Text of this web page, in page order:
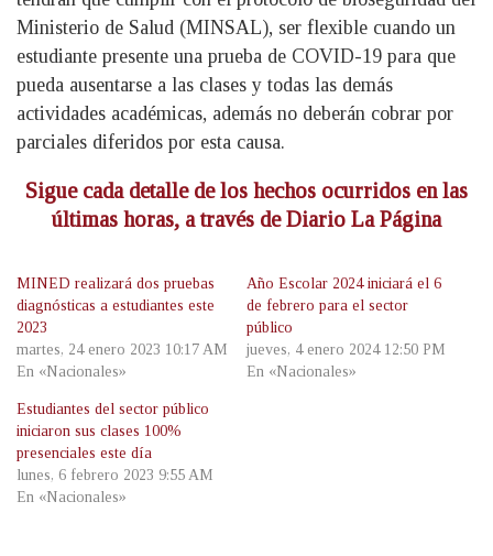
Ministerio de Salud (MINSAL), ser flexible cuando un
estudiante presente una prueba de COVID-19 para que
pueda ausentarse a las clases y todas las demás
actividades académicas, además no deberán cobrar por
parciales diferidos por esta causa.
Sigue cada detalle de los hechos ocurridos en las
últimas horas, a través de Diario La Página
MINED realizará dos pruebas
diagnósticas a estudiantes este
2023
martes, 24 enero 2023 10:17 AM
En «Nacionales»
Año Escolar 2024 iniciará el 6
de febrero para el sector
público
jueves, 4 enero 2024 12:50 PM
En «Nacionales»
Estudiantes del sector público
iniciaron sus clases 100%
presenciales este día
lunes, 6 febrero 2023 9:55 AM
En «Nacionales»